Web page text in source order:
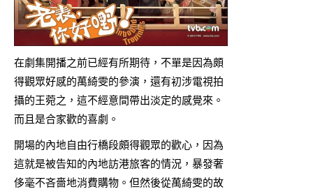
在劇集開播之前已經有所期待，不單是因為頗
得觀眾好感的萬綺雯的參演，還有初涉電視拍
攝的王菀之，這不經意間帶出淡定的感覺來。
而且是合家歡的喜劇。
開場的內地自由行橋段頗得觀眾的歡心，因為
這就是被告知的內地訪港旅客的情況，暴發奢
侈毫不吝嗇地消費購物。但然後從萬綺雯的故